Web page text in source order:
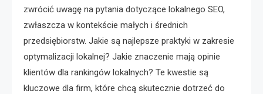
zwrócić uwagę na pytania dotyczące lokalnego SEO,
zwłaszcza w kontekście małych i średnich
przedsiębiorstw. Jakie są najlepsze praktyki w zakresie
optymalizacji lokalnej? Jakie znaczenie mają opinie
klientów dla rankingów lokalnych? Te kwestie są
kluczowe dla firm, które chcą skutecznie dotrzeć do